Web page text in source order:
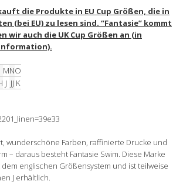
die Produkte in EU Cup Größen, die in
(bei EU) zu lesen sind. “Fantasie” kommt
wir auch die UK Cup Größen an (in
MNO
J JJ K
wunderschöne Farben, raffinierte Drucke und
– daraus besteht Fantasie Swim. Diese Marke
englischen Größensystem und ist teilweise
J erhältlich.